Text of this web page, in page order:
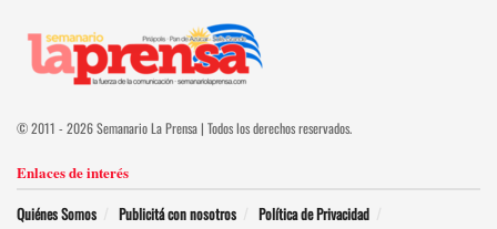
© 2011 - 2026 Semanario La Prensa | Todos los derechos reservados.
Enlaces de interés
Quiénes Somos Publicitá con nosotros Política de Privacidad